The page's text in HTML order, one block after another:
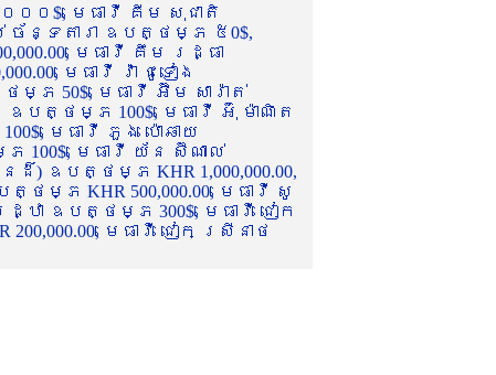
០០$, មេធាវី គីម សុជាតិ
ច័ន្ទតារា ឧបត្ថម្ភ ៥0$,
មេធាវី គឹម រដ្ធា
មេធាវី វ៉ា ជូទៀង
ភ 50$, មេធាវី អ៊ឹម សារ៉ាត់
ឧបត្ថម្ភ 100$, មេធាវី អ៊ុំ ម៉ាណិត
មេធាវី ភួង ប៉ោឆាយ
100$, មេធាវី យ័ន ស៊ីណាល់
) ឧបត្ថម្ភ KHR 1,000,000.00,
ម្ភ KHR 500,000.00, មេធាវី សូ
ា ឧបត្ថម្ភ 300$, មេធាវី ជៀក
មេធាវី ជៀក ស្រីនាថ